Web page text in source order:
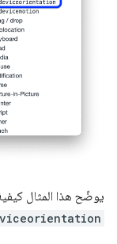
يوضّح هذا المثال